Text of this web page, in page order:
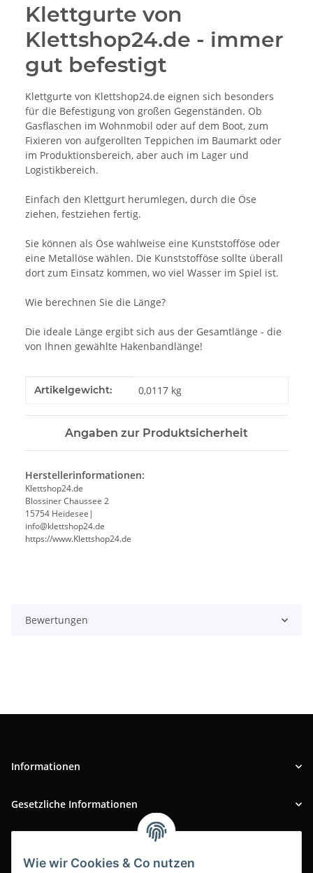
Wie wir Cookies & Co nutzen
Klettgurte von
Klettshop24.de - immer
gut befestigt
Klettgurte von Klettshop24.de eignen sich besonders
für die Befestigung von großen Gegenständen. Ob
Gasflaschen im Wohnmobil oder auf dem Boot, zum
Fixieren von aufgerollten Teppichen im Baumarkt oder
im Produktionsbereich, aber auch im Lager und
Logistikbereich.
Einfach den Klettgurt herumlegen, durch die Öse
ziehen, festziehen fertig.
Sie können als Öse wahlweise eine Kunststofföse oder
eine Metallöse wählen. Die Kunststofföse sollte überall
dort zum Einsatz kommen, wo viel Wasser im Spiel ist.
Wie berechnen Sie die Länge?
Die ideale Länge ergibt sich aus der Gesamtlänge - die
von Ihnen gewählte Hakenbandlänge!
Produkteigenschaft
Wert
Artikelgewicht: 0,0117 kg
Angaben zur Produktsicherheit
Herstellerinformationen:
Klettshop24.de
Blossiner Chaussee 2
15754 Heidesee|
info@klettshop24.de
https://www.Klettshop24.de
Bewertungen
Informationen
Gesetzliche Informationen